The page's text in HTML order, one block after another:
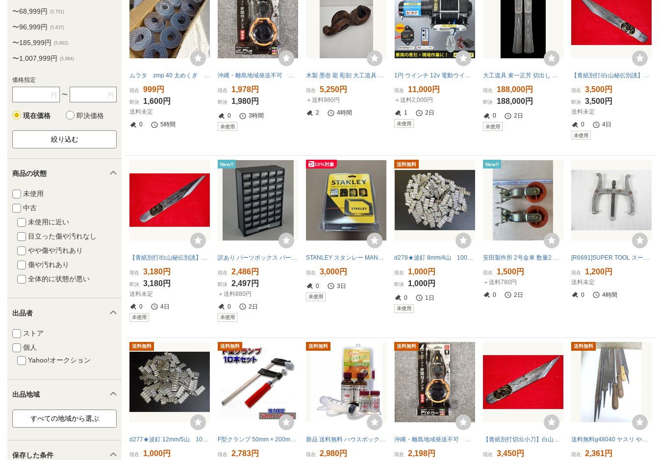
〜68,999円 (5,751)
〜96,999円 (5,837)
〜185,999円 (5,862)
〜1,007,999円 (5,884)
価格指定
円 〜 円
現在価格 即決価格
商品の状態
未使用
中古
未使用に近い
目立った傷や汚れなし
やや傷や汚れあり
傷や汚れあり
全体的に状態が悪い
出品者
ストア
個人
Yahoo!オークション
出品地域
保存した条件
ムラタ zmp 40 太めくぎ zn40 大工 建築 100本巻20個入り ロール釘
現在 999円
即決 1,600円
送料未定
0
5時間
沖縄・離島地域発送不可 新品在庫処分品 【限定色/オレンジ】 シンワ ハンディ墨つぼ Jr.Plus 自動巻 79642
現在 1,978円
即決 1,980円
0 3時間
未使用
木製 墨壺 龍 彫刻 大工道具 墨つぼ アンティーク レトロ 工芸品
現在 5,250円
＋送料980円
2
4時間
1円 ウインチ 12v 電動ウインチ 電動 巻き上げ 車載 小型 車 4500 ロープ 軽量 無線リモコン 巻き上げ機 トロリー 強力 牽引 sg078
現在 11,000円
＋送料2,000円
1
2日
未使用
大工道具 東一正芳 切出し 小刀 切出し小刀 二代正芳 湯沢昭男氏 渦巻き 八分 未使用保管品 鑿 鉋 セット
現在 188,000円
即決 188,000円
0 2日
未使用
【青紙別打/白山秘伝別誂】【左型】最高級/本職用三木章龍印接木小刀24mm直型/手研ぎ仕上げで切味抜群！
現在 3,500円
即決 3,500円
送料未定
0
4日
未使用
現在 3,180円
即決 3,180円
送料未定
0
4日
未使用
New!!
現在 2,486円
即決 2,497円
＋送料880円
0
2日
未使用
10%対象
現在 3,000円
0 3日
未使用
送料無料
現在 1,000円
即決 1,000円
0 1日
未使用
New!!
現在 1,500円
＋送料780円
0
2日
現在 1,200円
送料未定
0
4時間
送料無料
現在 1,000円
送料無料
現在 2,783円
送料無料
現在 2,980円
送料無料
現在 2,198円 現在 3,450円
送料無料
送料無料g48040 ヤスリ やすり 8点 セット まとめ 平ヤスリ 鉄工ヤスリ 棒ヤスリ 古道具 大工道具 加工 手工具 ハンドツール DIY
現在 2,361円